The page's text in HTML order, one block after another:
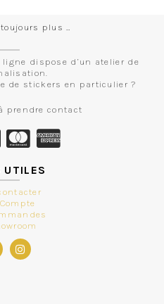
plus …
dispose d’un atelier de
de stickers en particulier ?
prendre contact
UTILES